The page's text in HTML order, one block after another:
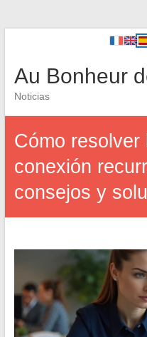
Au Bonheur
Noticias
Cómo resolver
conexión
consejos y